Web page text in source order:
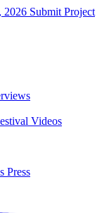
2026 Submit Project
Videos
Press